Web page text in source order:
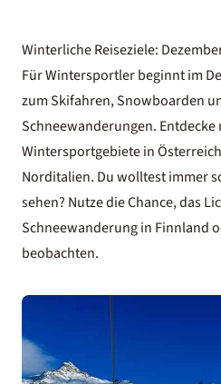
Winterliche Reiseziele:
Für Wintersportler beginnt im
zum Skifahren, Snowboarden
Schneewanderungen. Entdecke
Wintersportgebiete in
Norditalien. Du wolltest immer
sehen? Nutze die Chance, das
Schneewanderung in Finnland
beobachten.